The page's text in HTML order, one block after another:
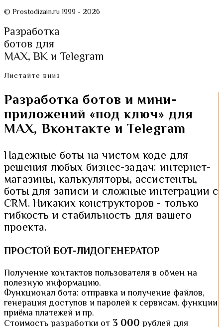
© Prostodizain.ru 1999 - 2026
Разработка
ботов для
MAX, ВК и Telegram
Листайте вниз
Разработка ботов и мини-
приложений «под ключ» для
MAX, Вконтакте и Telegram
Надежные боты на чистом коде для
решения любых бизнес-задач: интернет-
магазины, калькуляторы, ассистенты,
боты для записи и сложные интеграции с
CRM. Никаких конструкторов - только
гибкость и стабильность для вашего
проекта.
ПРОСТОЙ БОТ-ЛИДОГЕНЕРАТОР
Получение контактов пользователя в обмен на
полезную информацию.
Функционал бота: отправка и получение файлов,
генерация доступов и паролей к сервисам, функции
приёма платежей и пр.
Стоимость разработки от 3 000 рублей для